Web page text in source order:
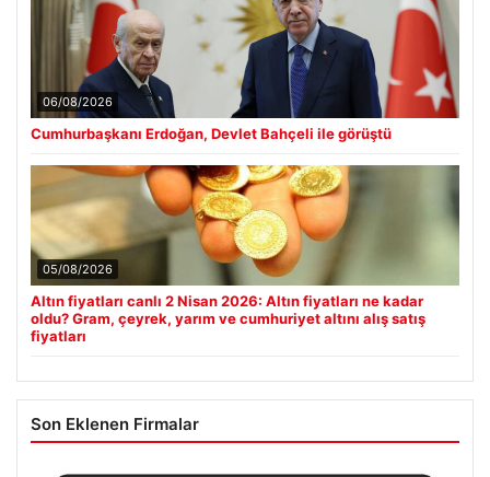
06/08/2026
Cumhurbaşkanı Erdoğan, Devlet Bahçeli ile görüştü
05/08/2026
Altın fiyatları canlı 2 Nisan 2026: Altın fiyatları ne kadar
oldu? Gram, çeyrek, yarım ve cumhuriyet altını alış satış
fiyatları
Son Eklenen Firmalar